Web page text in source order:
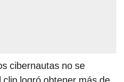
cibernautas no se